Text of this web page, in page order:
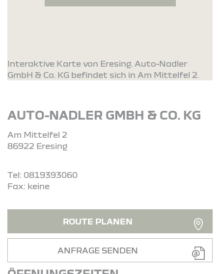
Interaktive Karte von Eresing. Auto-Nadler
GmbH & Co. KG befindet sich in Am Mittelfel 2.
AUTO-NADLER GMBH & CO. KG
Am Mittelfel 2
86922 Eresing
Tel: 0819393060
Fax: keine
ROUTE PLANEN
ANFRAGE SENDEN